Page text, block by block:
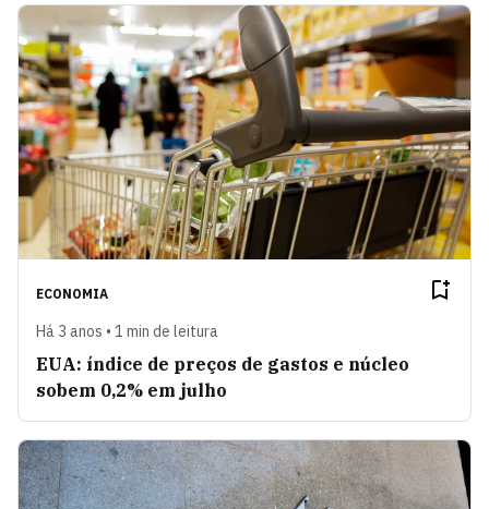
ECONOMIA
Há 3 anos • 1 min de leitura
EUA: índice de preços de gastos e núcleo
sobem 0,2% em julho